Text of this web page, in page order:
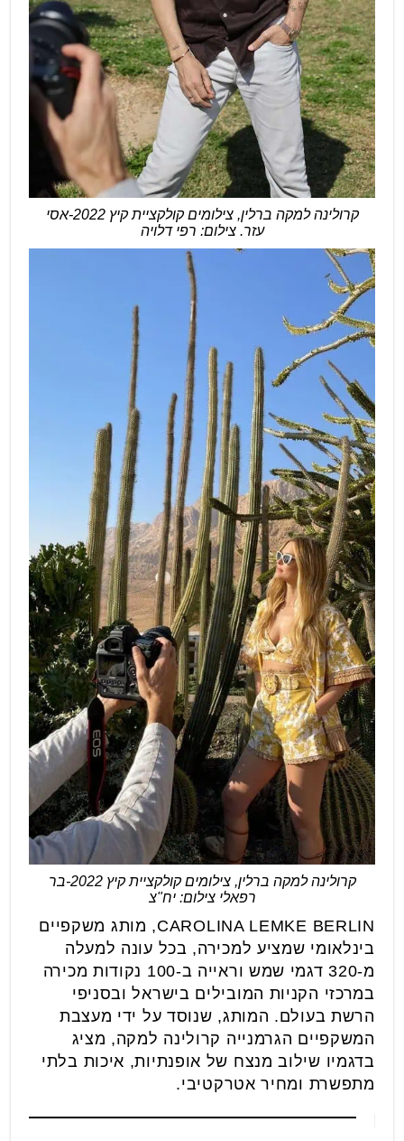
קרולינה למקה ברלין, צילומים קולקציית קיץ 2022-אסי
עזר. צילום: רפי דלויה
קרולינה למקה ברלין, צילומים קולקציית קיץ 2022-בר
רפאלי צילום: יח"צ
CAROLINA LEMKE BERLIN, מותג משקפיים
בינלאומי שמציע למכירה, בכל עונה למעלה
מ-320 דגמי שמש וראייה ב-100 נקודות מכירה
במרכזי הקניות המובילים בישראל ובסניפי
הרשת בעולם. המותג, שנוסד על ידי מעצבת
המשקפיים הגרמנייה קרולינה למקה, מציג
בדגמיו שילוב מנצח של אופנתיות, איכות בלתי
מתפשרת ומחיר אטרקטיבי.